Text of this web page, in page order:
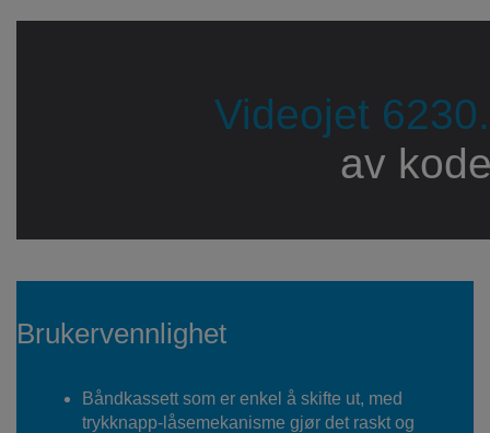
Videojet 6230.
av
Brukervennlighet
Båndkassett som er enkel å skifte ut, med
trykknapp-låsemekanisme gjør det raskt og